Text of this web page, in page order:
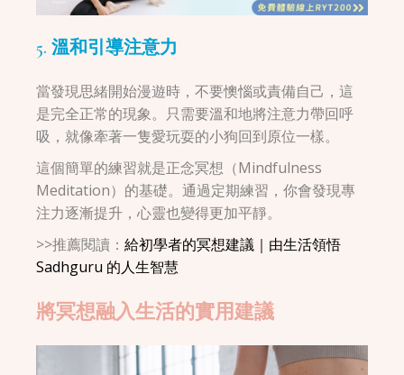
5. 溫和引導注意力
當發現思緒開始漫遊時，不要懊惱或責備自己，這
是完全正常的現象。只需要溫和地將注意力帶回呼
吸，就像牽著一隻愛玩耍的小狗回到原位一樣。
這個簡單的練習就是正念冥想（Mindfulness
Meditation）的基礎。通過定期練習，你會發現專
注力逐漸提升，心靈也變得更加平靜。
>>推薦閱讀：給初學者的冥想建議｜由生活領悟
Sadhguru 的人生智慧
將冥想融入生活的實用建議